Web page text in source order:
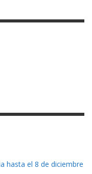
hasta el 8 de diciembre